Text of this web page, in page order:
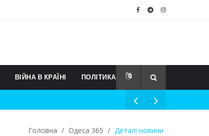
ВІЙНА В КРАЇНІ ПОЛІТИКА
Головна / Одеса 365 / Деталі новини